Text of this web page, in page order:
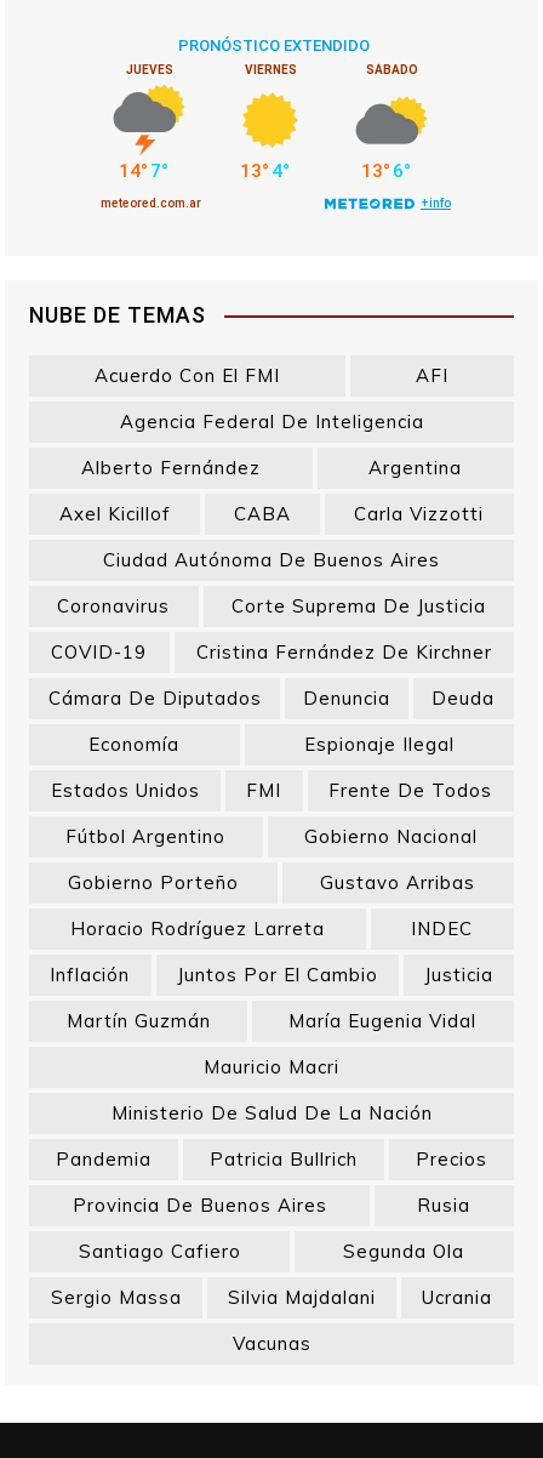
NUBE DE TEMAS
Acuerdo Con El FMI
AFI
Agencia Federal De Inteligencia
Alberto Fernández
Argentina
Axel Kicillof
CABA
Carla Vizzotti
Ciudad Autónoma De Buenos Aires
Coronavirus
Corte Suprema De Justicia
COVID-19
Cristina Fernández De Kirchner
Cámara De Diputados
Denuncia
Deuda
Economía
Espionaje Ilegal
Estados Unidos
FMI
Frente De Todos
Fútbol Argentino
Gobierno Nacional
Gobierno Porteño
Gustavo Arribas
Horacio Rodríguez Larreta
INDEC
Inflación
Juntos Por El Cambio
Justicia
Martín Guzmán
María Eugenia Vidal
Mauricio Macri
Ministerio De Salud De La Nación
Pandemia
Patricia Bullrich
Precios
Provincia De Buenos Aires
Rusia
Santiago Cafiero
Segunda Ola
Sergio Massa
Silvia Majdalani
Ucrania
Vacunas